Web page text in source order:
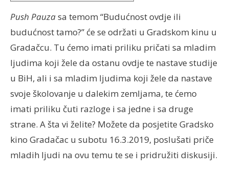
Push Pauzasa temom “Budućnost ovdje ili
budućnost tamo?” će se održati u Gradskom kinu u
Gradačcu. Tu ćemo imati priliku pričati sa mladim
ljudima koji žele da ostanu ovdje te nastave studije
u BiH, ali i sa mladim ljudima koji žele da nastave
svoje školovanje u dalekim zemljama, te ćemo
imati priliku čuti razloge i sa jedne i sa druge
strane. A šta vi želite? Možete da posjetite Gradsko
kino Gradačac u subotu 16.3.2019, poslušati priče
mladih ljudi na ovu temu te se i pridružiti diskusiji.